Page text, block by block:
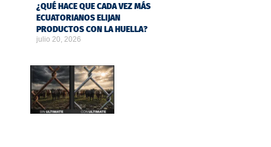
¿QUÉ HACE QUE CADA VEZ MÁS
ECUATORIANOS ELIJAN
PRODUCTOS CON LA HUELLA?
julio 20, 2026